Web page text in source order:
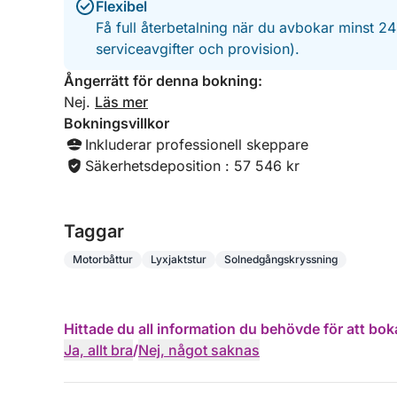
vikar, röda vulkaniska klippor och kristallklart
huvudsakligen är tillgänglig från sjövägen.
Njut av en avkopplande kryssning i en elegant
färger.
✨ Stunder av äventyr och avkoppling
• Simning i kristallklart vatten
• Avkoppling på yachtens solstolar
• Upptäck Estérels ikoniska landskap i
Njut av premiumchampagne eller rosé
ostbricka i en elegant och avslappnad atmosfär
Flexibel
Få full återbetalning när du avbokar minst
serviceavgifter och provision).
Ångerrätt för denna bokning:
Nej. Läs mer
Bokningsvillkor
Inkluderar professionell skeppare
Säkerhetsdeposition : 57 546 kr
Taggar
Motorbåttur Lyxjaktstur Solnedgångskryssning
Hittade du all information du behövde för att
Ja, allt bra/Nej, något saknas